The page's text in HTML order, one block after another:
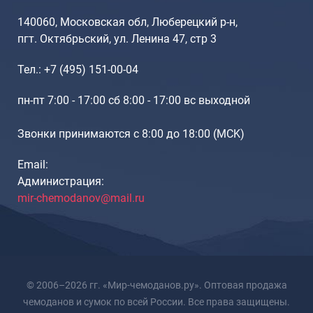
140060, Московская обл, Люберецкий р-н,
пгт. Октябрьский, ул. Ленина 47, стр 3
Тел.: +7 (495) 151-00-04
пн-пт 7:00 - 17:00 сб 8:00 - 17:00 вс выходной
Звонки принимаются с 8:00 до 18:00 (МCK)
Email:
Администрация:
mir-chemodanov@mail.ru
© 2006–2026 гг. «Мир-чемоданов.ру». Оптовая продажа
чемоданов и сумок по всей России. Все права защищены.